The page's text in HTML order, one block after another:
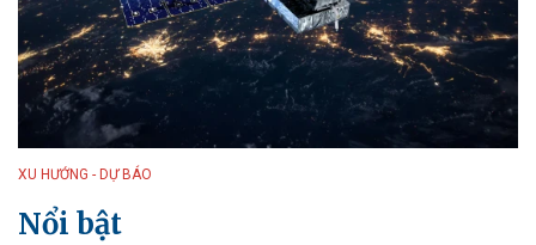
XU HƯỚNG - DỰ BÁO
Nổi bật